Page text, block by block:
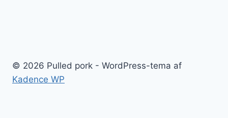
© 2026 Pulled pork - WordPress-tema af
Kadence WP